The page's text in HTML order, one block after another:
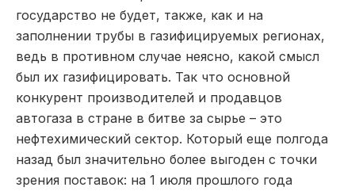
государство не будет, также, как и на
заполнении трубы в газифицируемых регионах,
ведь в противном случае неясно, какой смысл
был их газифицировать. Так что основной
конкурент производителей и продавцов
автогаза в стране в битве за сырье – это
нефтехимический сектор. Который еще полгода
назад был значительно более выгоден с точки
зрения поставок: на 1 июля прошлого года